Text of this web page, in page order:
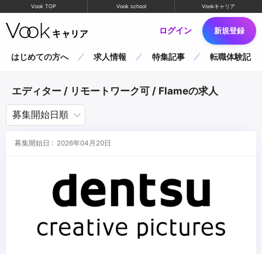
Vook TOP Vook school Vookキャリア
ログイン 新規登録
はじめての方へ 求人情報 特集記事 転職体験記
エディター / リモートワーク可 / Flameの求人
募集開始日 : 2026年04月20日